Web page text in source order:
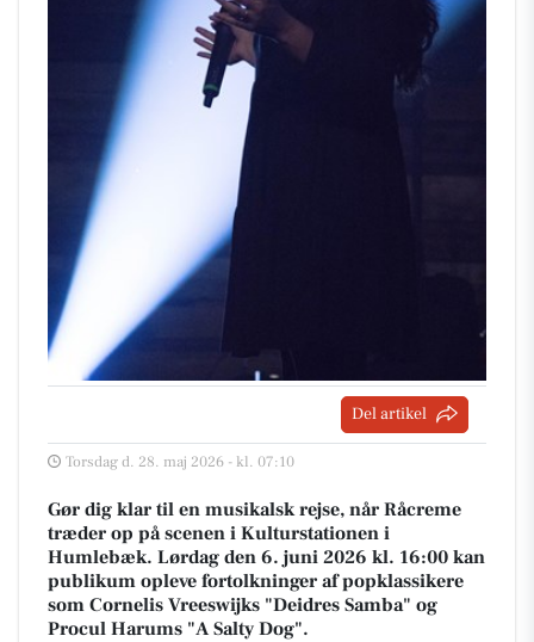
Del artikel
Torsdag d. 28. maj 2026 - kl. 07:10
Gør dig klar til en musikalsk rejse, når Råcreme
træder op på scenen i Kulturstationen i
Humlebæk. Lørdag den 6. juni 2026 kl. 16:00 kan
publikum opleve fortolkninger af popklassikere
som Cornelis Vreeswijks "Deidres Samba" og
Procul Harums "A Salty Dog".